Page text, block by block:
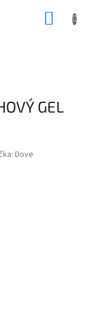
GEL
Dove